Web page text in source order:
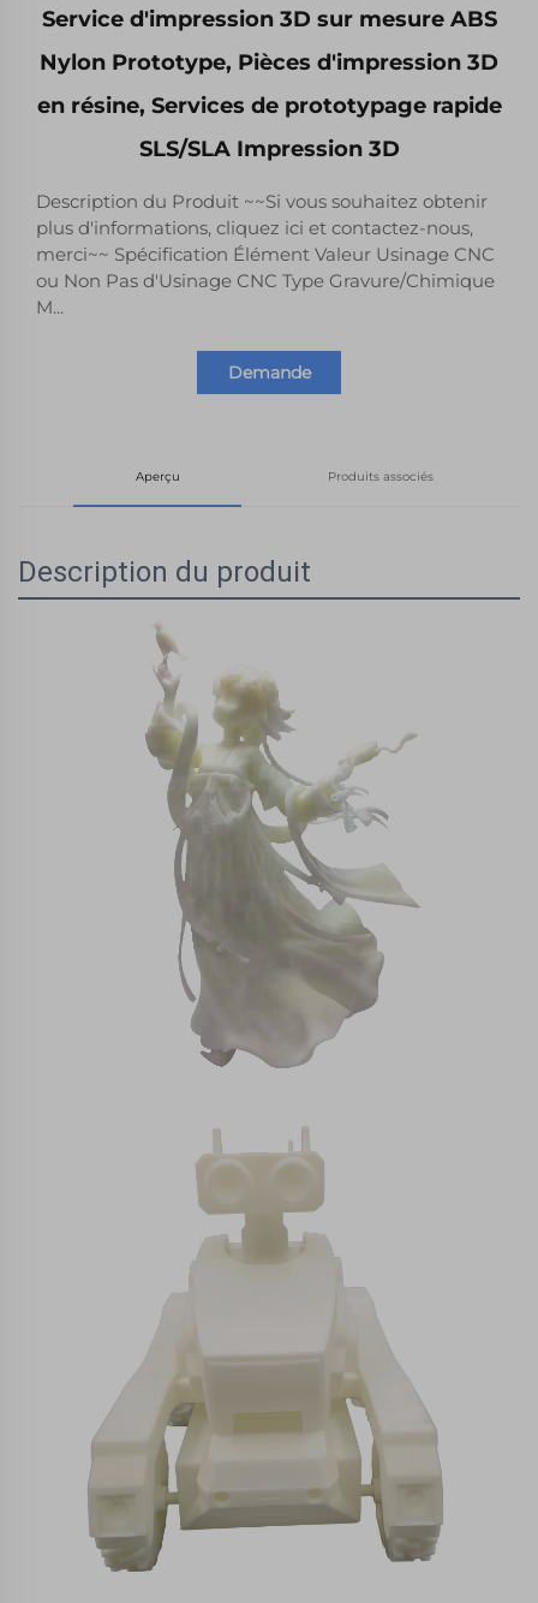
Service d'impression 3D sur mesure ABS
Nylon Prototype, Pièces d'impression 3D
en résine, Services de prototypage rapide
SLS/SLA Impression 3D
Description du Produit ~~Si vous souhaitez obtenir
plus d'informations, cliquez ici et contactez-nous,
merci~~ Spécification Élément Valeur Usinage CNC
ou Non Pas d'Usinage CNC Type Gravure/Chimique
M...
Demande
Aperçu Produits associés
Description du produit